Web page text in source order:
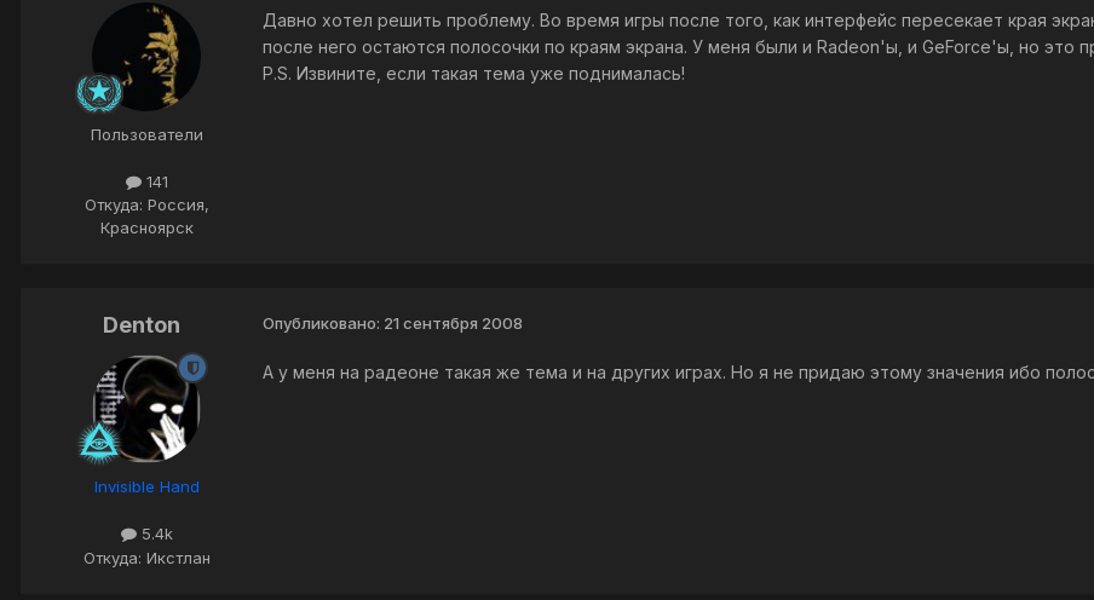
Пользователи
141
Откуда: Россия,
Красноярск
Давно хотел решить проблему. Во время игры после того, как интерфейс пересекает края
после него остаются полосочки по краям экрана. У меня были и Radeon'ы, и GeForce'ы, но это
P.S. Извините, если такая тема уже поднималась!
Denton
Invisible Hand
5.4k
Откуда: Икстлан
Опубликовано: 21 сентября 2008
А у меня на радеоне такая же тема и на других играх. Но я не придаю этому значения ибо